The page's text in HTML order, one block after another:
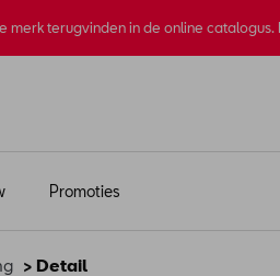
terugvinden in de online
Promoties
> Detail